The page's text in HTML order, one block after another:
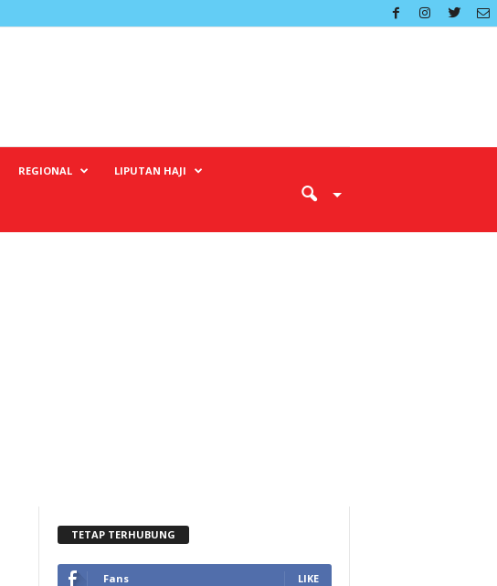
REGIONAL LIPUTAN HAJI
TETAP TERHUBUNG
Fans LIKE